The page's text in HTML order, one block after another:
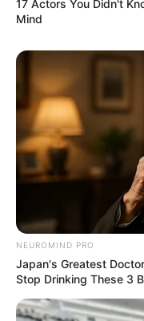
17 Actors You Didn't
Mind
NEUROMIND PRO
Japan's Greatest
Stop Drinking These 3